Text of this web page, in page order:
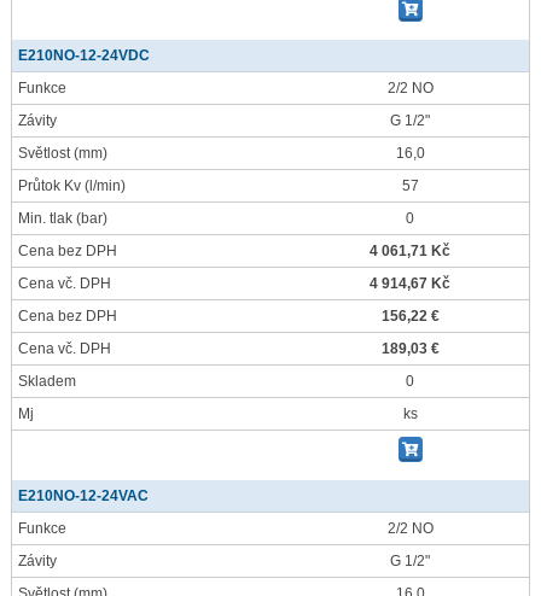
E210NO-12-24VDC
Funkce
2/2 NO
Závity
G 1/2"
Světlost(mm)
16,0
Průtok Kv (l/min)
57
Min. tlak (bar)
0
Cena bez DPH
4 061,71 Kč
Cena vč. DPH
4 914,67 Kč
Cena bez DPH
156,22 €
Cena vč. DPH
189,03 €
Skladem
0
Mj
ks
E210NO-12-24VAC
Funkce
2/2 NO
Závity
G 1/2"